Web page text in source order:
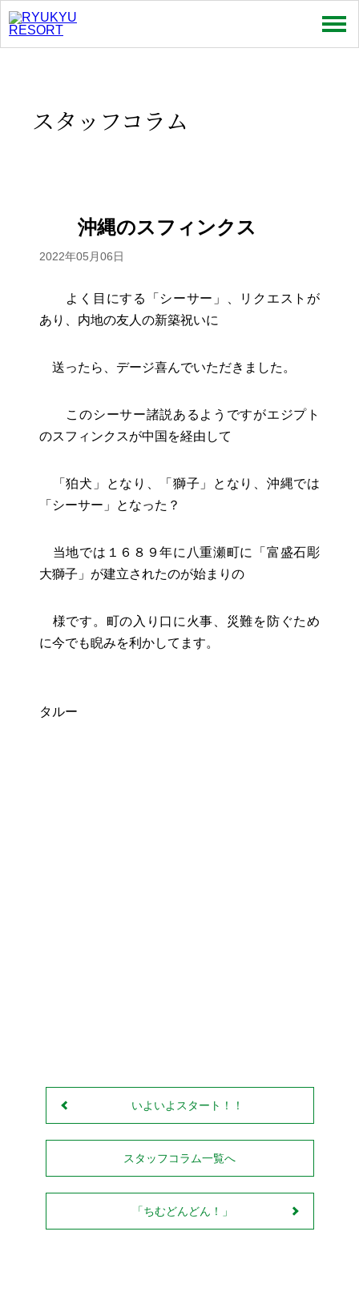
スタッフコラム
お役立ちリンク集
スタッフコラム
沖縄のスフィンクス
2022年05月06日
よく目にする「シーサー」、リクエストが
あり、内地の友人の新築祝いに
送ったら、デージ喜んでいただきました。
このシーサー諸説あるようですがエジプト
のスフィンクスが中国を経由して
「狛犬」となり、「獅子」となり、沖縄では
「シーサー」となった？
当地では１６８９年に八重瀬町に「富盛石彫
大獅子」が建立されたのが始まりの
様です。町の入り口に火事、災難を防ぐため
に今でも睨みを利かしてます。
タルー
いよいよスタート！！
スタッフコラム一覧へ
「ちむどんどん！」